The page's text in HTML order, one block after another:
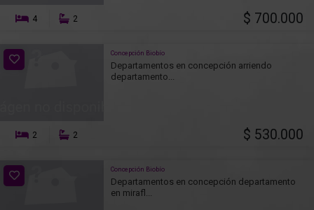
4 2 $ 700.000
Concepción Biobío
Departamentos en concepción arriendo
departamento...
2 2 $ 530.000
Concepción Biobío
Departamentos en concepción departamento
en mirafl...